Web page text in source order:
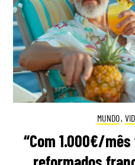
MUNDO,
“Com 1.000€/